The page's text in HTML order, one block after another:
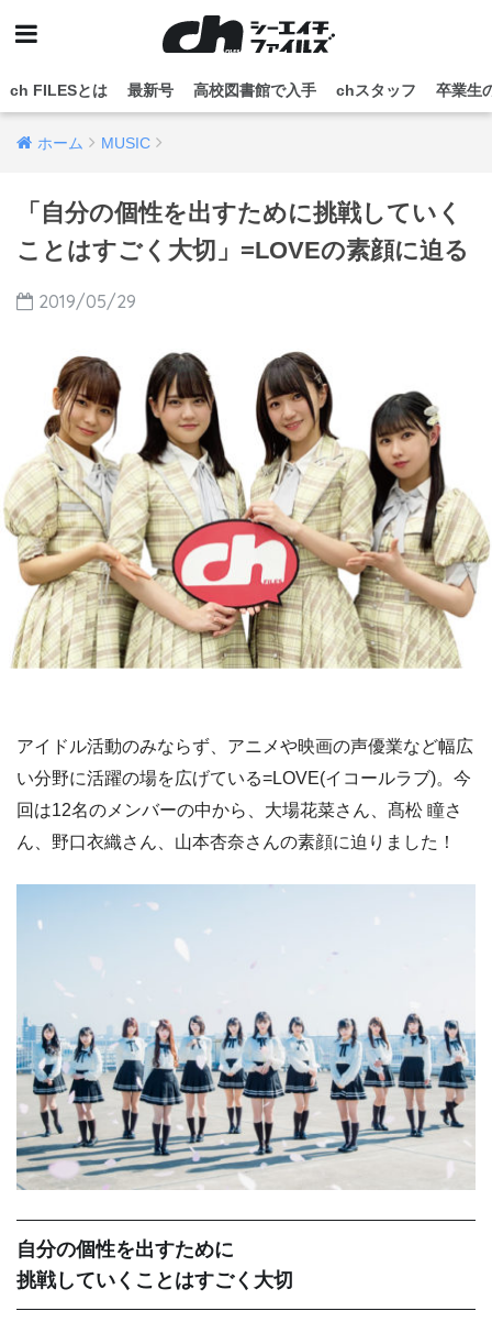
ch FILESとは 最新号 高校図書館で入手 chスタッフ 卒業生
ホーム MUSIC
「自分の個性を出すために挑戦していく
ことはすごく大切」=LOVEの素顔に迫る
2019/05/29
アイドル活動のみならず、アニメや映画の声優業など幅広
い分野に活躍の場を広げている=LOVE(イコールラブ)。今
回は12名のメンバーの中から、大場花菜さん、髙松 瞳さ
ん、野口衣織さん、山本杏奈さんの素顔に迫りました！
自分の個性を出すために
挑戦していくことはすごく大切